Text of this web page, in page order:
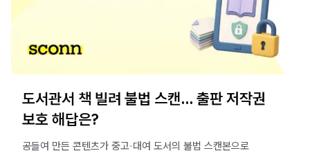
도서관서 책 빌려 불법 스캔... 출판 저작권
보호 해답은?
공들여 만든 콘텐츠가 중고·대여 도서의 불법 스캔본으로